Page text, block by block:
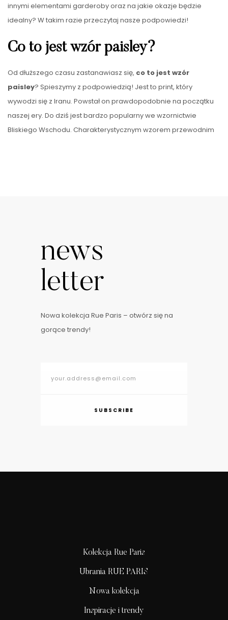
innymi elementami garderoby oraz na jakie okazje będzie
idealny? W takim razie przeczytaj nasze podpowiedzi!
Co to jest wzór paisley?
Od dłuższego czasu zastanawiasz się, co to jest wzór
paisley? Spieszymy z podpowiedzią! Jest to print, który
wywodzi się z Iranu. Powstał on prawdopodobnie na początku
naszej ery. Do dziś jest bardzo popularny we wzornictwie
Bliskiego Wschodu. Charakterystycznym wzorem przewodnim
news
letter
Nowa kolekcja Rue Paris – otwórz się na
gorące trendy!
SUBSCRIBE
Kolekcja Rue Paris
Ubrania RUE PARIS
Nowa kolekcja
Inspiracje i trendy